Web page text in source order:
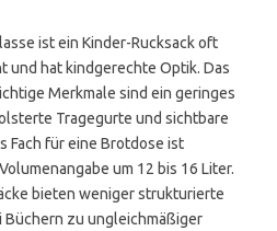
ist ein Kinder-Rucksack oft
und hat kindgerechte Optik. Das
Merkmale sind ein geringes
Tragegurte und sichtbare
Fach für eine Brotdose ist
um 12 bis 16 Liter.
bieten weniger strukturierte
Büchern zu ungleichmäßiger